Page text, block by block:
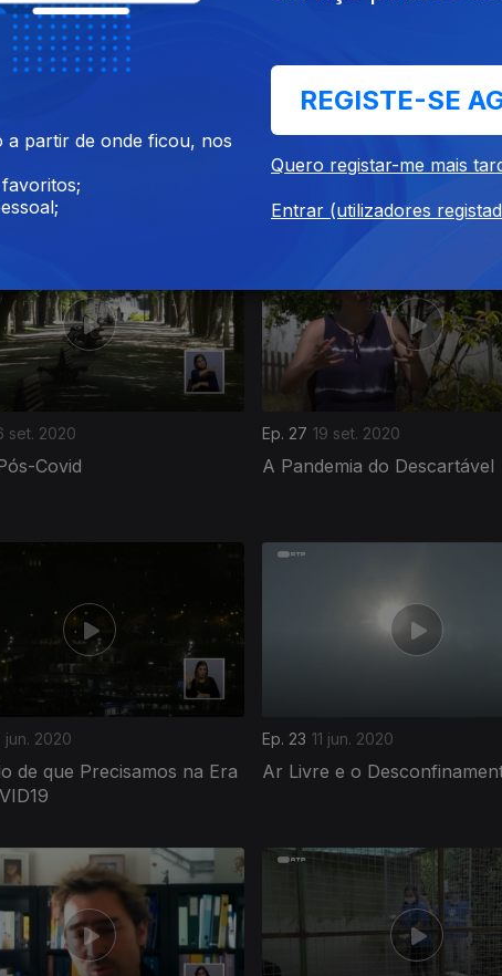
Sustentável
Ep. 31
Os Improváveis da
set. 2020
Covid
Ep. 27 19 set. 2020
A Pandemia do Descartável
jun. 2020
de que Precisamos na Era
Ep. 23 11 jun. 2020
Ar Livre e o
a partir de onde ficou, nos
REGISTE-SE
Quero registar-me mais
Entrar (utilizadores